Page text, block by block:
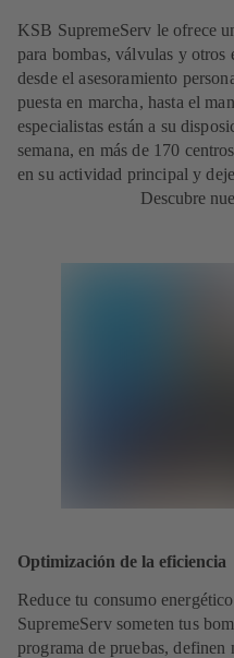
KSB SupremeServ le ofrece
para bombas, válvulas y otros
desde el asesoramiento
puesta en marcha, hasta el
especialistas están a su
semana, en más de 170
en su actividad principal y
Descubre
Optimización de la eficiencia
Reduce tu consumo
SupremeServ someten tus
programa de pruebas,